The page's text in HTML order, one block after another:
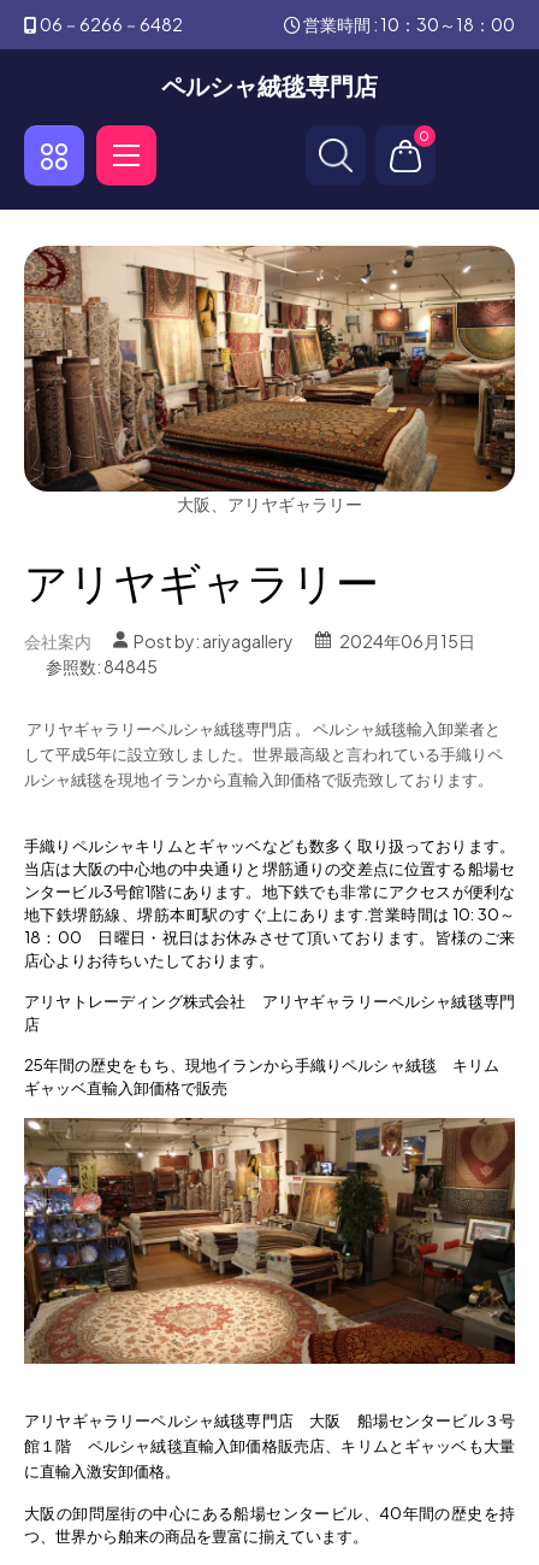
06－6266－6482 営業時間 : 10：30～18：00
ペルシャ絨毯専門店
0
大阪、アリヤギャラリー
アリヤギャラリー
会社案内 Post by: ariyagallery
2024年06月15日
参照数: 84845
アリヤギャラリーペルシャ絨毯専門店 。 ペルシャ絨毯輸入卸業者と
して平成5年に設立致しました。世界最高級と言われている手織りペ
ルシャ絨毯を現地イランから直輸入卸価格で販売致しております。
手織りペルシャキリムとギャッベなども数多く取り扱っております。
当店は大阪の中心地の中央通りと堺筋通りの交差点に位置する船場セ
ンタービル3号館1階にあります。地下鉄でも非常にアクセスが便利な
地下鉄堺筋線、堺筋本町駅のすぐ上にあります. 営業時間は 10: 30～
18：00 日曜日・祝日はお休みさせて頂いております。皆様のご来
店心よりお待ちいたしております。
アリヤトレーディング株式会社 アリヤギャラリーペルシャ絨毯専門
店
25年間の歴史をもち、現地イランから手織りペルシャ絨毯 キリム
ギャッベ直輸入卸価格で販売
アリヤギャラリーペルシャ絨毯専門店 大阪 船場センタービル３号
館１階 ペルシャ絨毯直輸入卸価格販売店、キリムとギャッベも大量
に直輸入激安卸価格。
大阪の卸問屋街の中心にある船場センタービル、40年間の歴史を持
つ、世界から舶来の商品を豊富に揃えています。